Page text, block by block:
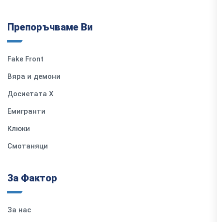
Препоръчваме Ви
Fake Front
Вяра и демони
Досиетата Х
Емигранти
Клюки
Смотаняци
За Фактор
За нас